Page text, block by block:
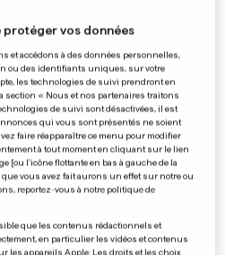
3 – 2
final Cap-Vert
1 –
0
1
– 1 Deroy Duarte- 59
2 –
1
2
– 2 Sidny Cabral- 103
protéger vos données
et accédons à des données personnelles,
ou des identifiants uniques, sur votre
les technologies de suivi prendront en
section « Nous et nos partenaires traitons
de suivi sont désactivées, il est
qui vous sont présentés ne soient
faire réapparaître ce menu pour modifier
à tout moment en cliquant sur le lien
[ou l'icône flottante en bas à gauche de la
que vous avez fait aurons un effet sur notre ou
reportez-vous à notre politique de
que les contenus rédactionnels et
en particulier les vidéos et contenus
les appareils Apple: Les droits et les choix